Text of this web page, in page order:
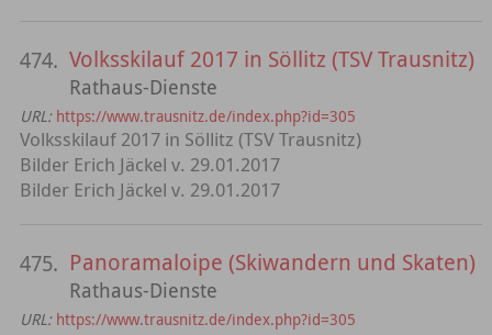
474. Volksskilauf 2017 in Söllitz (TSV Trausnitz)
Rathaus-Dienste
URL: https://www.trausnitz.de/index.php?id=305
Volksskilauf 2017 in Söllitz (TSV Trausnitz)
Bilder Erich Jäckel v. 29.01.2017
Bilder Erich Jäckel v. 29.01.2017
475. Panoramaloipe (Skiwandern und Skaten)
Rathaus-Dienste
URL: https://www.trausnitz.de/index.php?id=305